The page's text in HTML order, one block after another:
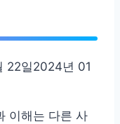
22일2024년 01
이해는 다른 사